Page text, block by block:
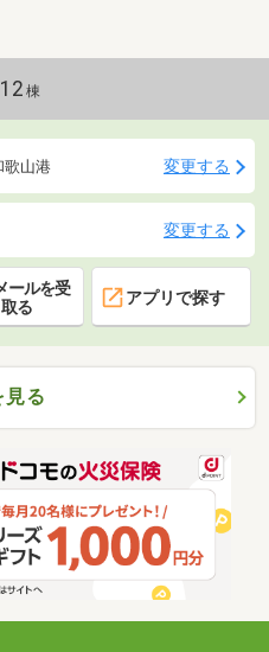
棟
歌山港 変更する
変更する
ールを受
取る
アプリで探す
る